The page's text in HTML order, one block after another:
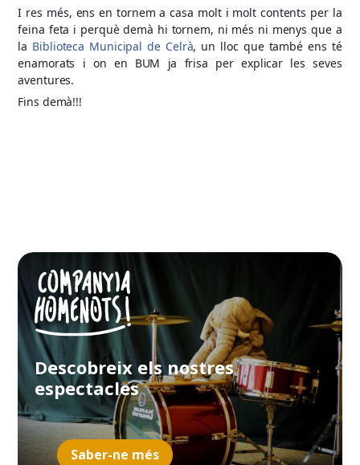
I res més, ens en tornem a casa molt i molt contents per la
feina feta i perquè demà hi tornem, ni més ni menys que a
la Biblioteca Municipal de Celrà, un lloc que també ens té
enamorats i on en BUM ja frisa per explicar les seves
aventures.
Fins demà!!!
Descobreix els nostres
espectacles
Saber-ne més